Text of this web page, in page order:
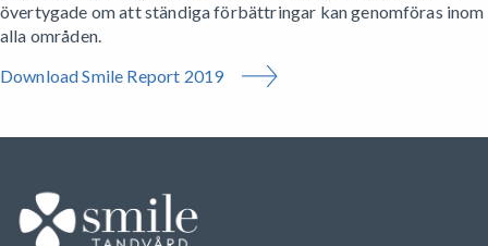
övertygade om att ständiga förbättringar kan genomföras inom
alla områden.
Download Smile Report 2019